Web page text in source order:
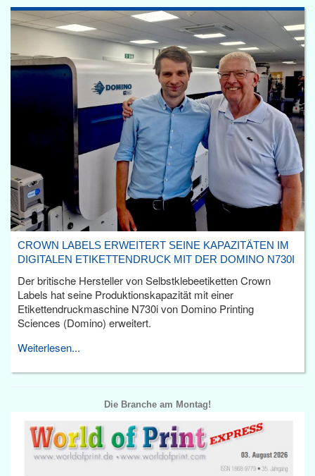
CROWN LABELS ERWEITERT SEINE KAPAZITÄTEN IM
DIGITALEN ETIKETTENDRUCK MIT DER DOMINO N730I
Der britische Hersteller von Selbstklebeetiketten Crown
Labels hat seine Produktionskapazität mit einer
Etikettendruckmaschine N730i von Domino Printing
Sciences (Domino) erweitert.
Weiterlesen...
Die Branche am Montag!